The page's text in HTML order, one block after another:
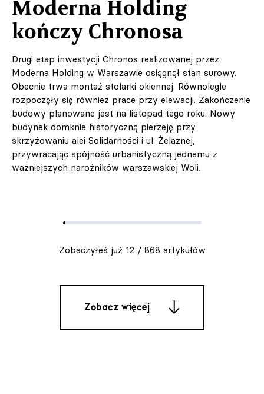
Moderna Holding
kończy Chronosa
Drugi etap inwestycji Chronos realizowanej przez
Moderna Holding w Warszawie osiągnął stan surowy.
Obecnie trwa montaż stolarki okiennej. Równolegle
rozpoczęły się również prace przy elewacji. Zakończenie
budowy planowane jest na listopad tego roku. Nowy
budynek domknie historyczną pierzeję przy
skrzyżowaniu alei Solidarności i ul. Żelaznej,
przywracając spójność urbanistyczną jednemu z
ważniejszych narożników warszawskiej Woli.
Zobaczyłeś już 12 / 868 artykułów
Zobacz więcej
& Living 40.
inaczej. Kolor,
rzemiosło jako
do wnętrz
pełnych
charakteru”.